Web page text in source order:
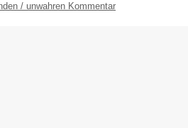
/ unwahren Kommentar